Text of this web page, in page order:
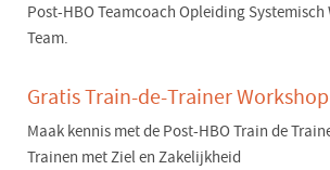
Post-HBO Teamcoach Opleiding Systemisch
Team.
Gratis Train-de-Trainer Workshop
Maak kennis met de Post-HBO Train de
Trainen met Ziel en Zakelijkheid